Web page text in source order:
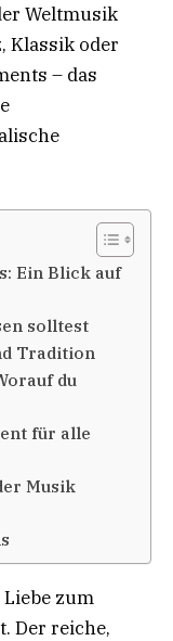
Weltmusik
Klassik oder
– das
Ein Blick auf
solltest
Tradition
du
für alle
Musik
Liebe zum
Der reiche,